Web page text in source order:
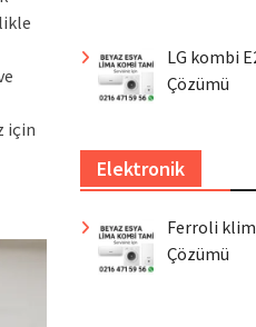
için
LG kombi
Çözümü
Elektronik
Ferroli
Çözümü